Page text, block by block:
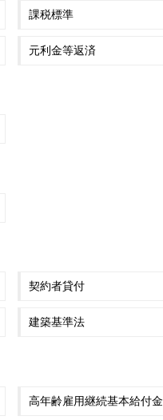
課税標準
元利金等返済
契約者貸付
建築基準法
高年齢雇用継続基本給付金